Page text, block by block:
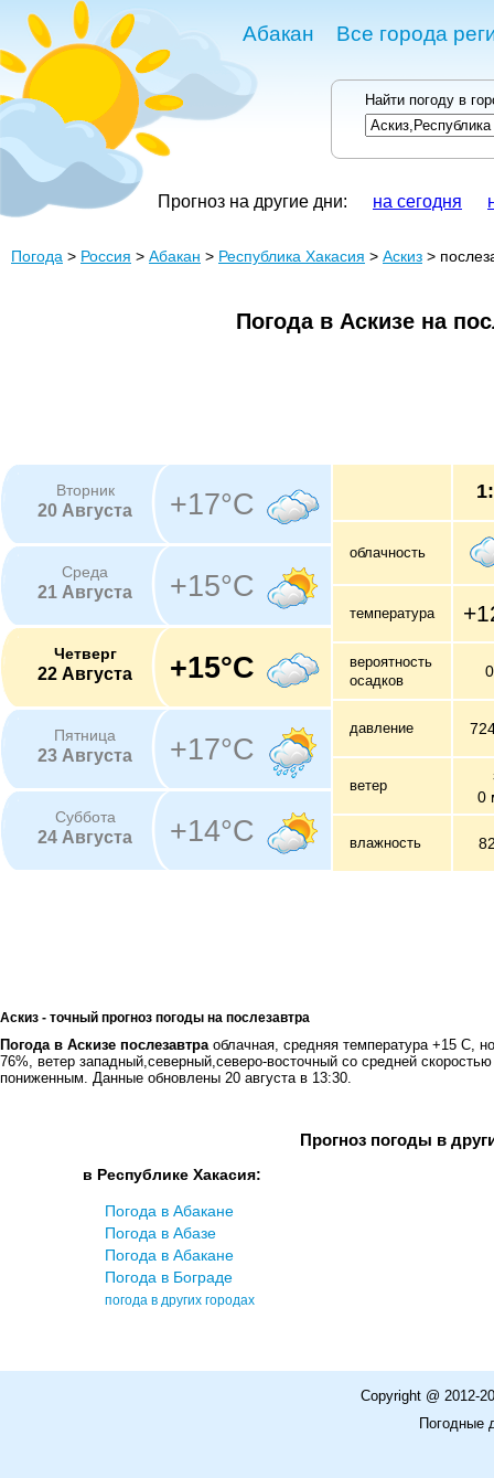
Абакан Все города
Найти погоду в
Прогноз на другие дни: на сегодня
Погода > Россия > Абакан > Республика Хакасия > Аскиз >
Погода в Аскизе на
Вторник
20 Августа +17°C
Среда
21 Августа +15°C
Четверг
22 Августа +15°C
Пятница
23 Августа +17°C
Суббота
24 Августа +14°C
облачность
температура
вероятность
осадков
давление
ветер
0
влажность
Аскиз - точный прогноз погоды на послезавтра
Погода в Аскизе послезавтраоблачная, средняя температура +15 С,
76%, ветер западный,северный,северо-восточный со средней
пониженным. Данные обновлены 20 августа в 13:30.
Прогноз погоды в
в Республике Хакасия:
Погода в Абакане
Погода в Абазе
Погода в Абакане
Погода в Бограде
погода в других городах
Copyright @ 2012-
Погодные